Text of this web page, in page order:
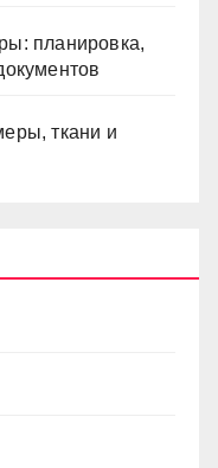
планировка,
ткани и